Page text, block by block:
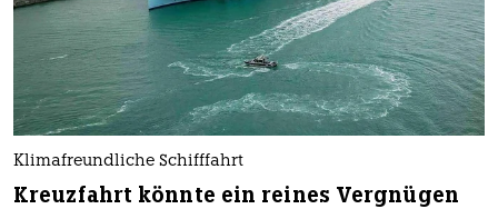
Klimafreundliche Schifffahrt
Kreuzfahrt könnte ein reines Vergnügen